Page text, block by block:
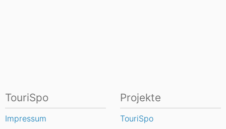
TouriSpo
Impressum
Projekte
TouriSpo